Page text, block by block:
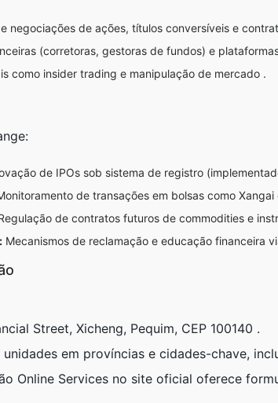
negociações de ações, títulos conversíveis e
(corretoras, gestoras de fundos) e
como insider trading e manipulação de mercado .
de IPOs sob sistema de registro
de transações em bolsas como Xangai
de contratos futuros de commodities e
Mecanismos de reclamação e educação financeira
Street, Xicheng, Pequim, CEP 100140 .
unidades em províncias e cidades-chave,
Online Services no site oficial oferece